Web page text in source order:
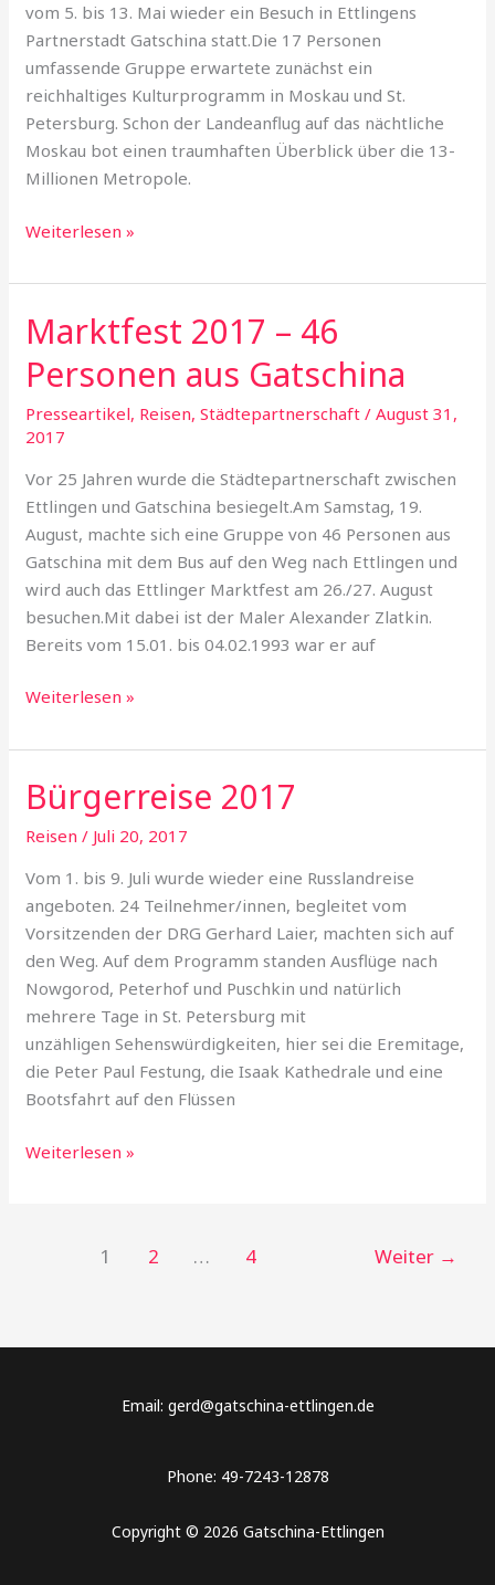
vom 5. bis 13. Mai wieder ein Besuch in Ettlingens
Partnerstadt Gatschina statt.Die 17 Personen
umfassende Gruppe erwartete zunächst ein
reichhaltiges Kulturprogramm in Moskau und St.
Petersburg. Schon der Landeanflug auf das nächtliche
Moskau bot einen traumhaften Überblick über die 13-
Millionen Metropole.
Weiterlesen »
Marktfest 2017 – 46
Personen aus Gatschina
Presseartikel, Reisen,Städtepartnerschaft /August 31,
2017
Vor 25 Jahren wurde die Städtepartnerschaft zwischen
Ettlingen und Gatschina besiegelt.Am Samstag, 19.
August, machte sich eine Gruppe von 46 Personen aus
Gatschina mit dem Bus auf den Weg nach Ettlingen und
wird auch das Ettlinger Marktfest am 26./27. August
besuchen.Mit dabei ist der Maler Alexander Zlatkin.
Bereits vom 15.01. bis 04.02.1993 war er auf
Marktfest
2017
–
46
Personen
Gatschina
Weiterlesen »
Bürgerreise 2017
Reisen / Juli 20, 2017
Vom 1. bis 9. Juli wurde wieder eine Russlandreise
angeboten. 24 Teilnehmer/innen, begleitet vom
Vorsitzenden der DRG Gerhard Laier, machten sich auf
den Weg. Auf dem Programm standen Ausflüge nach
Nowgorod, Peterhof und Puschkin und natürlich
mehrere Tage in St. Petersburg mit
unzähligen Sehenswürdigkeiten, hier sei die Eremitage,
die Peter Paul Festung, die Isaak Kathedrale und eine
Bootsfahrt auf den Flüssen
Bürgerreise
2017
Weiterlesen »
1 2 … 4 Weiter →
Email: gerd@gatschina-ettlingen.de
Phone: 49-7243-12878
Copyright © 2026 Gatschina-Ettlingen